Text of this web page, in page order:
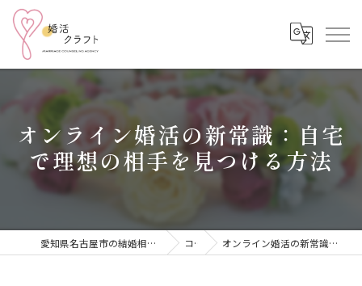
オンライン婚活の新常識：自宅
で理想の相手を見つける方法
愛知県名古屋市の結婚相談所なら結婚相談所 婚活クラフト コラム オンライン婚活の新常識：自宅で理想の相手を見つける方法